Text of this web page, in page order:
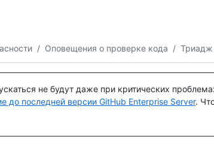
/ Оповещения о проверке кода / Триадж
не будут даже при критических
до последней версии GitHub Enterprise Server.